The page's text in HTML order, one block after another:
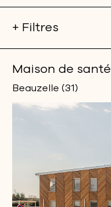
+ Filtres
Maison de santé
Beauzelle (31)